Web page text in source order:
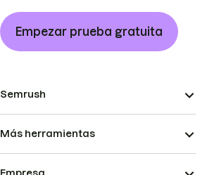
Empezar prueba gratuita
Semrush
Más herramientas